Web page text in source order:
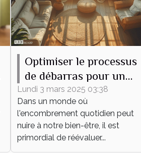
Optimiser le processus
de débarras pour un
espace épuré et
fonctionnel
Lundi 3 mars 2025 03:38
Dans un monde où
l'encombrement quotidien peut
nuire à notre bien-être, il est
primordial de réévaluer...